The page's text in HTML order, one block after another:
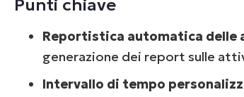
Punti chiave
Reportistica automatica
generazione dei report sulle
Intervallo di tempo